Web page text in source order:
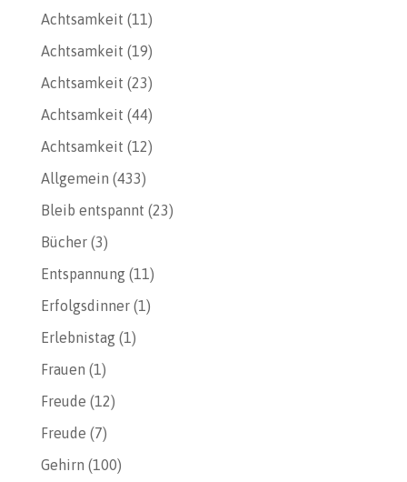
Achtsamkeit (11)
Achtsamkeit (19)
Achtsamkeit (23)
Achtsamkeit (44)
Achtsamkeit (12)
Allgemein (433)
Bleib entspannt (23)
Bücher(3)
Entspannung(11)
Erfolgsdinner(1)
Erlebnistag(1)
Frauen (1)
Freude (12)
Freude (7)
Gehirn (100)